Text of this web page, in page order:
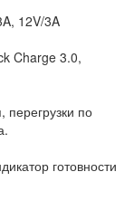
12V/3A
Charge 3.0,
по
готовности